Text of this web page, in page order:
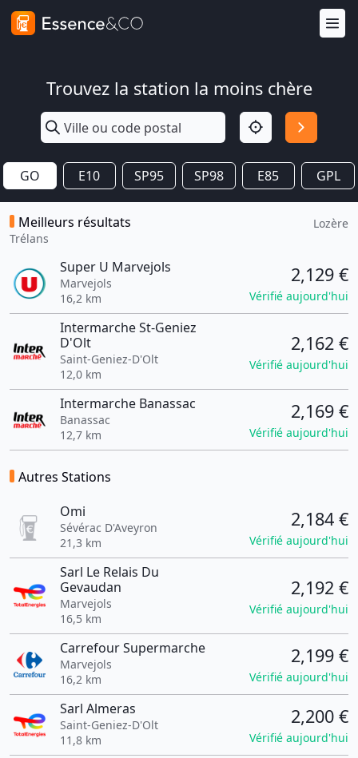
Trouvez la station la moins chère
GO E10 SP95 SP98 E85 GPL
Meilleurs résultats
Trélans
Lozère
Super U Marvejols
Marvejols
16,2 km
2,129 €
Vérifié aujourd'hui
Intermarche St-Geniez
D'Olt
Saint-Geniez-D'Olt
12,0 km
2,162 €
Vérifié aujourd'hui
Intermarche Banassac
Banassac
12,7 km
2,169 €
Vérifié aujourd'hui
Autres Stations
Omi
Sévérac D'Aveyron
21,3 km
2,184 €
Vérifié aujourd'hui
Sarl Le Relais Du
Gevaudan
Marvejols
16,5 km
2,192 €
Vérifié aujourd'hui
Carrefour Supermarche
Marvejols
16,2 km
2,199 €
Vérifié aujourd'hui
Sarl Almeras
Saint-Geniez-D'Olt
11,8 km
2,200 €
Vérifié aujourd'hui